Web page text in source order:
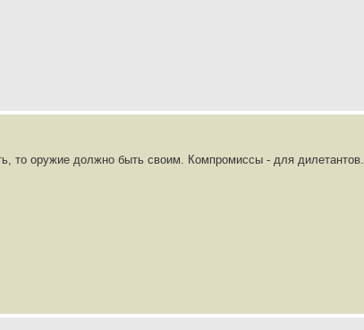
то оружие должно быть своим. Компромиссы - для дилетантов.